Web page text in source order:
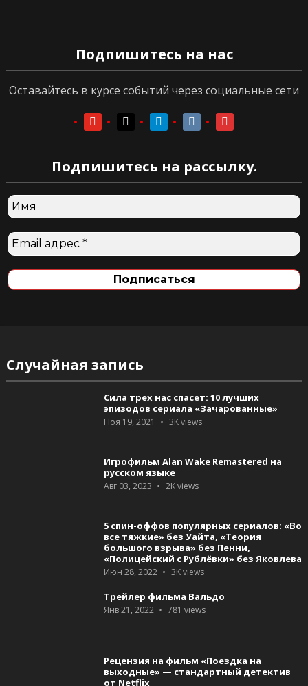
Подпишитесь на нас
Оставайтесь в курсе событий через социальные сети
youtubeyoutubetelegramvkontaktevkontakte
Подпишитесь на рассылку.
Случайная запись
Сила трех нас спасет: 10 лучших
эпизодов сериала «Зачарованные»
Ноя 19, 2021 3Kviews
Игрофильм Alan Wake Remastered на
русском языке
Авг 03, 2023 2Kviews
5 спин-оффов популярных сериалов: «Во
все тяжкие» без Уайта, «Теория
большого взрыва» без Пенни,
«Полицейский с Рублёвки» без Яковлева
Июн 28, 2022 3Kviews
Трейлер фильма Вальдо
Янв 21, 2022 781 views
Рецензия на фильм «Поездка на
выходные» — стандартный детектив
от Netflix